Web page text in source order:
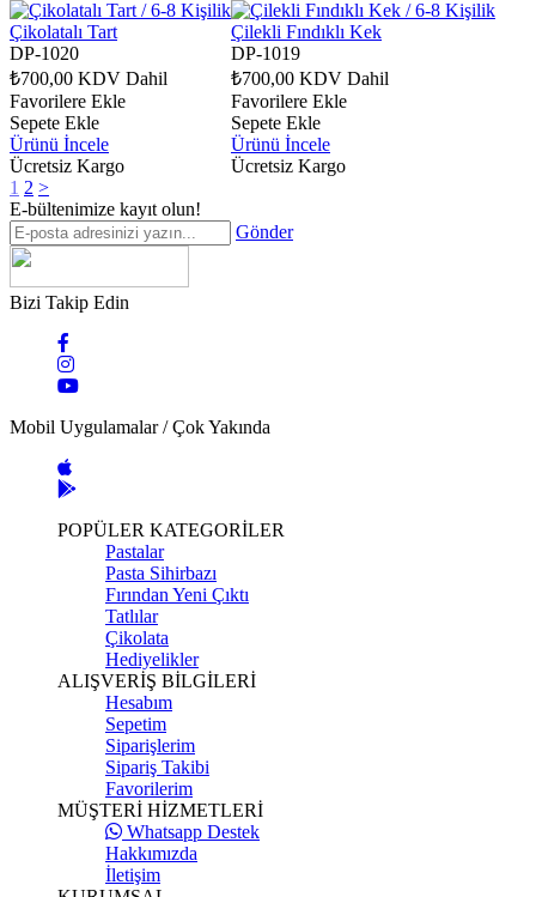
Çikolatalı Tart
DP-1020
₺700,00 KDV Dahil
Favorilere Ekle
Sepete Ekle
Ürünü İncele
Ücretsiz Kargo
Çilekli Fındıklı Kek
DP-1019
₺700,00 KDV Dahil
Favorilere Ekle
Sepete Ekle
Ürünü İncele
Ücretsiz Kargo
1 2 >
E-bültenimize kayıt olun!
Gönder
Bizi Takip Edin
Mobil Uygulamalar / Çok Yakında
POPÜLER KATEGORİLER
Pastalar
Pasta Sihirbazı
Fırından Yeni Çıktı
Tatlılar
Çikolata
Hediyelikler
ALIŞVERİŞ BİLGİLERİ
Hesabım
Sepetim
Siparişlerim
Sipariş Takibi
Favorilerim
MÜŞTERİ HİZMETLERİ
Whatsapp Destek
Hakkımızda
İletişim